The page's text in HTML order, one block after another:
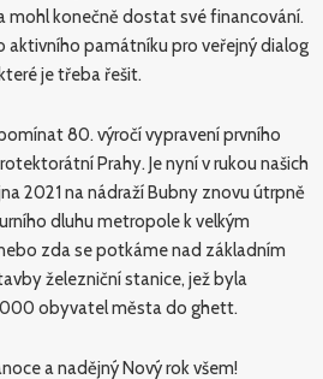
mohl konečně dostat své financování.
aktivního památníku pro veřejný dialog
je třeba řešit.
80. výročí vypravení prvního
Prahy. Je nyní v rukou našich
2021 na nádraží Bubny znovu útrpně
dluhu metropole k velkým
zda se potkáme nad základním
železniční stanice, jež byla
obyvatel města do ghett.
a nadějný Nový rok všem!